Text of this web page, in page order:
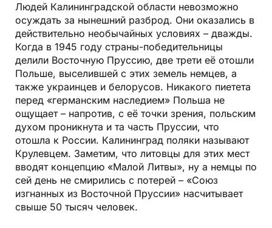
Людей Калининградской области невозможно
осуждать за нынешний разброд. Они оказались в
действительно необычайных условиях – дважды.
Когда в 1945 году страны-победительницы
делили Восточную Пруссию, две трети её отошли
Польше, выселившей с этих земель немцев, а
также украинцев и белорусов. Никакого пиетета
перед «германским наследием» Польша не
ощущает – напротив, с её точки зрения, польским
духом проникнута и та часть Пруссии, что
отошла к России. Калининград поляки называют
Крулевцем. Заметим, что литовцы для этих мест
вводят концепцию «Малой Литвы», ну а немцы по
сей день не смирились с потерей – «Союз
изгнанных из Восточной Пруссии» насчитывает
свыше 50 тысяч человек.